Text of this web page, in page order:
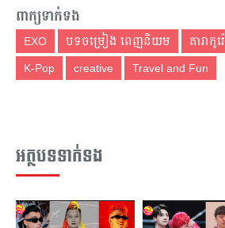
ពាក្យទាក់ទង
EXO បទចម្រៀង ពេញនិយម តារាកូរ៉េ
K-Pop creative Travel and Fun
អត្ថបទទាក់ទង